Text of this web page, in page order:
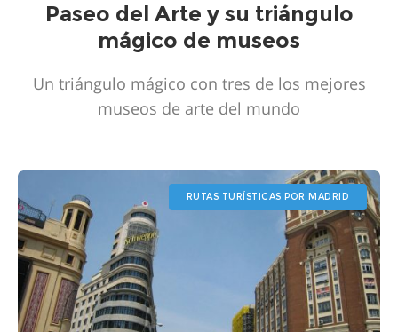
Paseo del Arte y su triángulo
mágico de museos
Un triángulo mágico con tres de los mejores
museos de arte del mundo
RUTAS TURÍSTICAS POR MADRID